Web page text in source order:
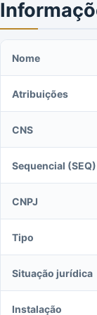
Nome
Atribuições
CNS
Sequencial (SEQ)
CNPJ
Tipo
Situação jurídica
Instalação